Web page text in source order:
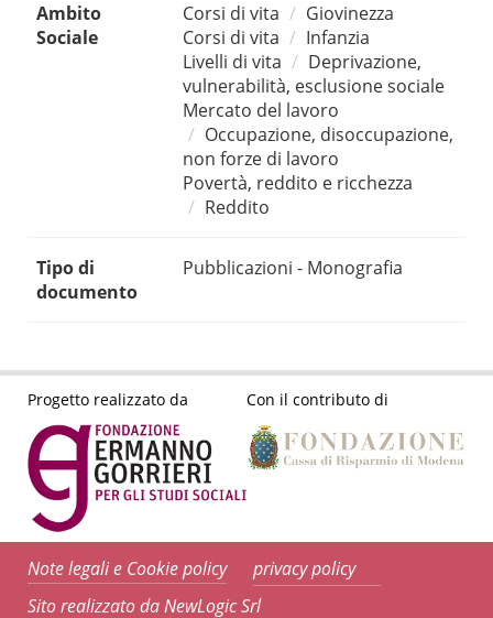
Ambito
Sociale
Corsi di vita
Giovinezza
Corsi di vita
Infanzia
Livelli di vita
Deprivazione,
vulnerabilità, esclusione sociale
Mercato del lavoro
Occupazione, disoccupazione,
non forze di lavoro
Povertà, reddito e ricchezza
Reddito
Tipo di
documento
Pubblicazioni - Monografia
Progetto realizzato da Con il contributo di
Note legali e Cookie policy
privacy policy
Sito realizzato da NewLogic Srl